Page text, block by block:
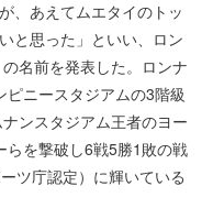
、あえてムエタイのトッ
と思った」といい、ロン
名前を発表した。ロンナ
ニースタジアムの3階級
ンスタジアム王者のヨー
らを撃破し6戦5勝1敗の戦
ツ庁認定）に輝いている